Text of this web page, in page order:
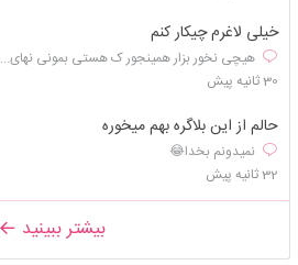
خیلی لاغرم چیکار کنم
هیچی نخور بزار همینجور ک هستی بمونی نهای...
30 ثانیه پیش
حالم از این بلاگره بهم میخوره
نمیدونم بخدا😂
32 ثانیه پیش
بیشتر ببینید